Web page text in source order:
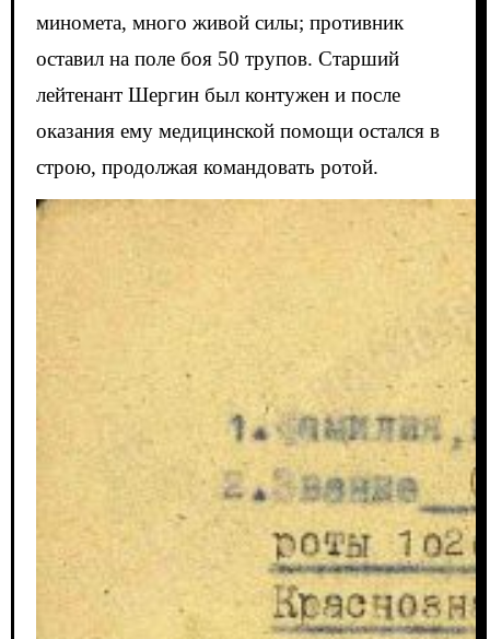
миномета, много живой силы; противник
оставил на поле боя 50 трупов. Старший
лейтенант Шергин был контужен и после
оказания ему медицинской помощи остался в
строю, продолжая командовать ротой.